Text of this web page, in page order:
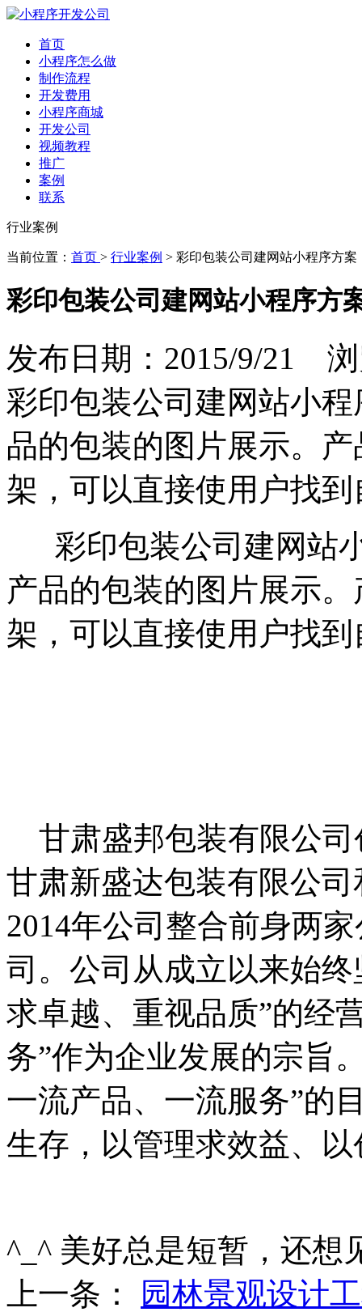
首页
小程序怎么做
制作流程
开发费用
小程序商城
开发公司
视频教程
推广
案例
联系
行业案例
当前位置： 首页 > 行业案例 > 彩印包装公司建网站小程序方案
彩印包装公司建网站小程序方
发布日期：2015/9/21
彩印包装公司建网站小
品的包装的图片展示。
架，可以直接使用户找
彩印包装公司建网站
产品的包装的图片展示
架，可以直接使用户找
甘肃盛邦包装有限公司
甘肃新盛达包装有限公
2014年公司整合前身两
司。公司从成立以来始
求卓越、重视品质”的经
务”作为企业发展的宗旨
一流产品、一流服务”的
生存，以管理求效益、
^_^ 美好总是短暂，还想
上一条：
园林景观设计